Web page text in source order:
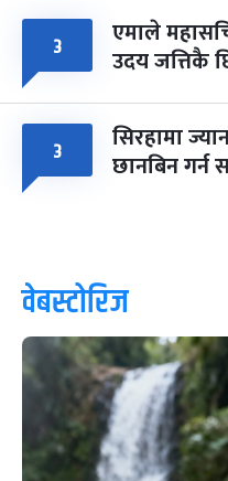
३ एमाले
उदय जत्तिकै
३ सिरहामा
छानबिन गर्न
वेबस्टोरिज